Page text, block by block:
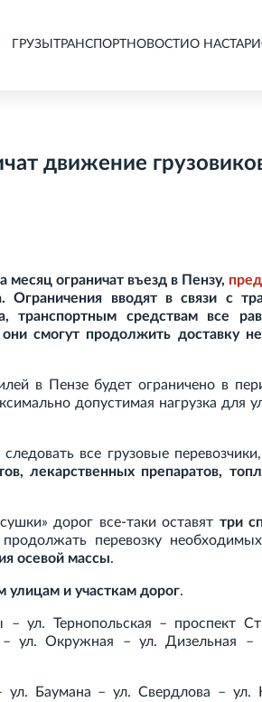
ГРУЗЫ ТРАНСПОРТНОВОСТИ О НАС
движение
ограничат въезд в Пензу,
Ограничения вводят в связи с
транспортным средствам все
смогут продолжить доставку
в Пензе будет ограничено в
допустимая нагрузка для
все грузовые
лекарственных препаратов,
дорог все-таки оставят три
перевозку
осевой массы.
и участкам дорог.
– ул.
Тернопольская – проспект
– ул. Окружная – ул.
Дизельная –
ул. Баумана – ул. Свердлова – ул.